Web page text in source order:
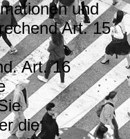
und
Art. 15
Art. 16
die